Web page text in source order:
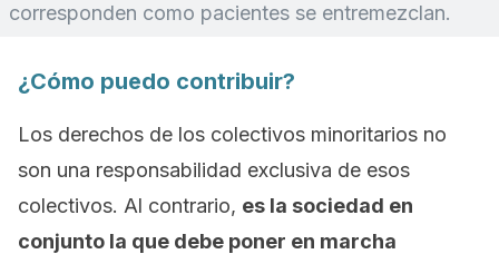
corresponden como pacientes se entremezclan.
¿Cómo puedo contribuir?
Los derechos de los colectivos minoritarios no
son una responsabilidad exclusiva de esos
colectivos. Al contrario, es la sociedad en
conjunto la que debe poner en marcha